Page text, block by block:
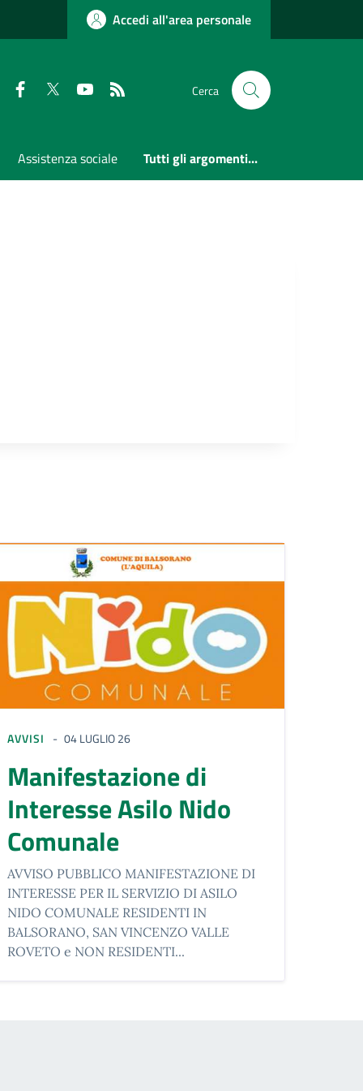
Accedi all'area personale
Faceboook
Twitter Youtube Cerca
Assistenza sociale Tutti gli argomenti...
AVVISI 04 LUGLIO 26
Manifestazione di
Interesse Asilo Nido
Comunale
AVVISO PUBBLICO MANIFESTAZIONE DI
INTERESSE PER IL SERVIZIO DI ASILO
NIDO COMUNALE RESIDENTI IN
BALSORANO, SAN VINCENZO VALLE
ROVETO e NON RESIDENTI...